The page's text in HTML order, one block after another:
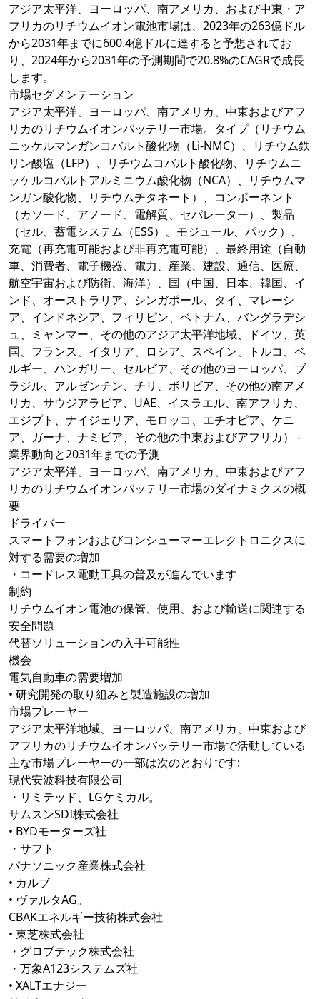
アジア太平洋、ヨーロッパ、南アメリカ、および中東・ア
フリカのリチウムイオン電池市場は、2023年の263億ドル
から2031年までに600.4億ドルに達すると予想されてお
り、2024年から2031年の予測期間で20.8%のCAGRで成長
します。
市場セグメンテーション
アジア太平洋、ヨーロッパ、南アメリカ、中東およびアフ
リカのリチウムイオンバッテリー市場。タイプ（リチウム
ニッケルマンガンコバルト酸化物（Li-NMC）、リチウム鉄
リン酸塩（LFP）、リチウムコバルト酸化物、リチウムニ
ッケルコバルトアルミニウム酸化物（NCA）、リチウムマ
ンガン酸化物、リチウムチタネート）、コンポーネント
（カソード、アノード、電解質、セパレーター）、製品
（セル、蓄電システム（ESS）、モジュール、パック）、
充電（再充電可能および非再充電可能）、最終用途（自動
車、消費者、電子機器、電力、産業、建設、通信、医療、
航空宇宙および防衛、海洋）、国（中国、日本、韓国、イ
ンド、オーストラリア、シンガポール、タイ、マレーシ
ア、インドネシア、フィリピン、ベトナム、バングラデシ
ュ、ミャンマー、その他のアジア太平洋地域、ドイツ、英
国、フランス、イタリア、ロシア、スペイン、トルコ、ベ
ルギー、ハンガリー、セルビア、その他のヨーロッパ、ブ
ラジル、アルゼンチン、チリ、ボリビア、その他の南アメ
リカ、サウジアラビア、UAE、イスラエル、南アフリカ、
エジプト、ナイジェリア、モロッコ、エチオピア、ケニ
ア、ガーナ、ナミビア、その他の中東およびアフリカ） -
業界動向と2031年までの予測
アジア太平洋、ヨーロッパ、南アメリカ、中東およびアフ
リカのリチウムイオンバッテリー市場のダイナミクスの概
要
ドライバー
スマートフォンおよびコンシューマーエレクトロニクスに
対する需要の増加
・コードレス電動工具の普及が進んでいます
制約
リチウムイオン電池の保管、使用、および輸送に関連する
安全問題
代替ソリューションの入手可能性
機会
電気自動車の需要増加
• 研究開発の取り組みと製造施設の増加
市場プレーヤー
アジア太平洋地域、ヨーロッパ、南アメリカ、中東および
アフリカのリチウムイオンバッテリー市場で活動している
主な市場プレーヤーの一部は次のとおりです:
現代安波科技有限公司
・リミテッド、LGケミカル。
サムスンSDI株式会社
• BYDモーターズ社
・サフト
パナソニック産業株式会社
• カルブ
• ヴァルタAG。
CBAKエネルギー技術株式会社
• 東芝株式会社
・グロブテック株式会社
・万象A123システムズ社
• XALTエナジー